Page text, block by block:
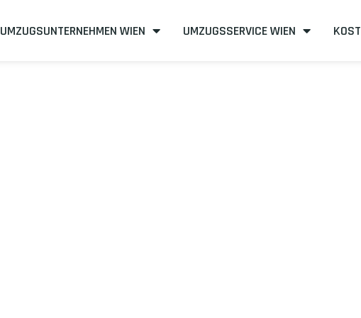
UMZUGSUNTERNEHMEN WIEN UMZUGSSERVICE WIEN